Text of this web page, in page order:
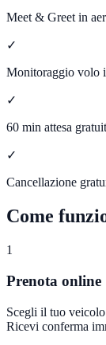
Meet & Greet in
✓
Monitoraggio volo
✓
60 min attesa
✓
Cancellazione
Come
1
Prenota online
Scegli il tuo
Ricevi conferma